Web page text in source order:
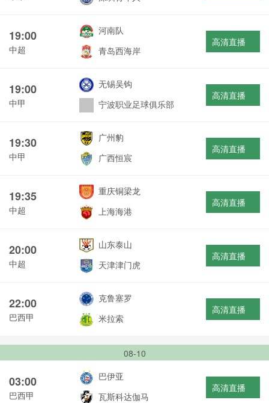
19:00
中超
河南队
青岛西海岸
高清直播
19:00
中甲
无锡吴钩
宁波职业足球俱乐部
高清直播
19:30
中甲
广州豹
广西恒宸
高清直播
19:35
中超
重庆铜梁龙
上海海港
高清直播
20:00
中超
山东泰山
天津津门虎
高清直播
22:00
巴西甲
克鲁塞罗
米拉索
高清直播
08-10
03:00
巴西甲
巴伊亚
瓦斯科达伽马
高清直播